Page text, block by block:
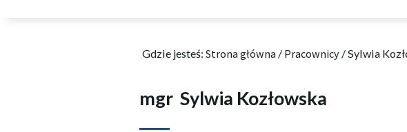
Gdzie jesteś: Strona główna / Pracownicy/Sylwia
mgr Sylwia Kozłowska